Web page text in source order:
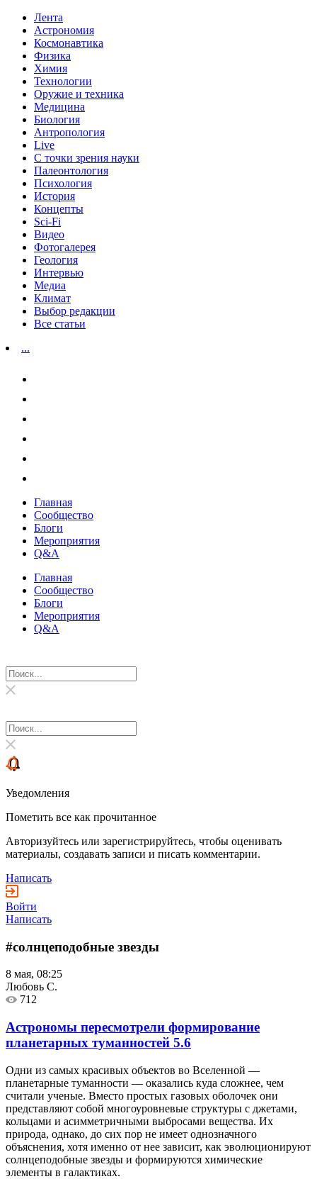
Лента
Астрономия
Космонавтика
Физика
Химия
Технологии
Оружие и техника
Медицина
Биология
Антропология
Live
С точки зрения науки
Палеонтология
Психология
История
Концепты
Sci-Fi
Видео
Фотогалерея
Геология
Интервью
Медиа
Климат
Выбор редакции
Все статьи
...
Главная
Сообщество
Блоги
Мероприятия
Q&A
Главная
Сообщество
Блоги
Мероприятия
Q&A
Уведомления
Пометить все как прочитанное
Авторизуйтесь или зарегистрируйтесь, чтобы оценивать
материалы, создавать записи и писать комментарии.
Написать
Войти
Написать
#солнцеподобные звезды
8 мая, 08:25
Любовь С.
712
Астрономы пересмотрели формирование
планетарных туманностей 5.6
Одни из самых красивых объектов во Вселенной —
планетарные туманности — оказались куда сложнее, чем
считали ученые. Вместо простых газовых оболочек они
представляют собой многоуровневые структуры с джетами,
кольцами и асимметричными выбросами вещества. Их
природа, однако, до сих пор не имеет однозначного
объяснения, хотя именно от нее зависит, как эволюционируют
солнцеподобные звезды и формируются химические
элементы в галактиках.